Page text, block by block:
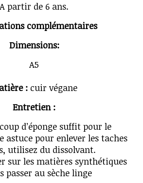
A partir de 6 ans.
complémentaires
Dimensions:
A5
: cuir végane
Entretien :
d’éponge suffit pour le
astuce pour enlever les taches
utilisez du dissolvant.
sur les matières synthétiques
passer au sèche linge